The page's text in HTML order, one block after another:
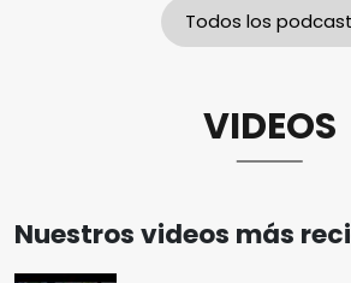
Todos los podcast
VIDEOS
Nuestros videos más